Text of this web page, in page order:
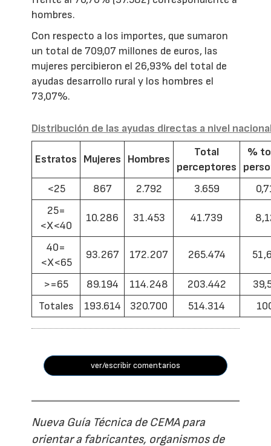
hombres.
Con respecto a los importes, que sumaron
un total de 709,07 millones de euros, las
mujeres percibieron el 26,93% del total de
ayudas desarrollo rural y los hombres el
73,07%.
Distribución de las ayudas directas a nivel
Estratos Mujeres Hombres
Total
perceptores
%
<25
867 2.792 3.659
25=
<X<40
10.286 31.453 41.739
40=
<X<65
93.267 172.207 265.474
>=65 89.194 114.248 203.442
Totales
193.614 320.700 514.314
ver/escribir comentarios
Nueva Guía Técnica de CEMA para
orientar a fabricantes, organismos de